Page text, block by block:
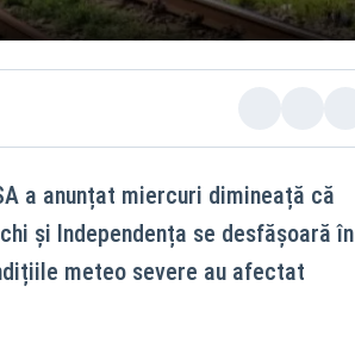
a anunțat miercuri dimineață că
și Independența se desfășoară în
meteo severe au afectat